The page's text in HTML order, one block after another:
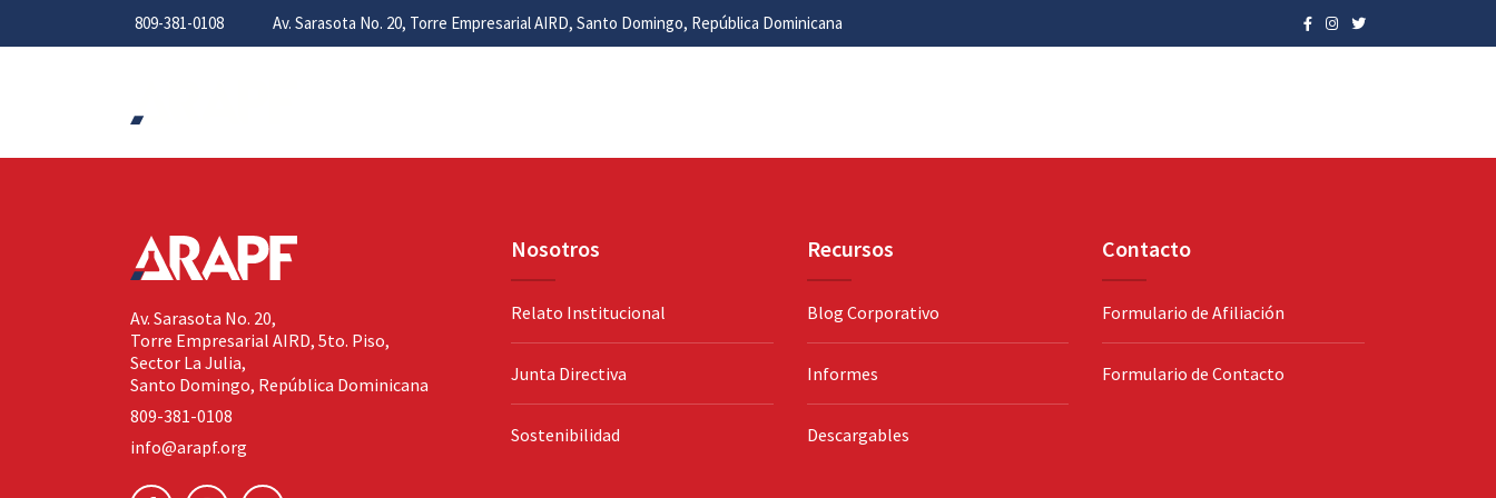
809-381-0108 Av. Sarasota No. 20, Torre Empresarial AIRD, Santo Domingo, República Dominicana
Av. Sarasota No. 20,
Torre Empresarial AIRD, 5to. Piso,
Sector La Julia,
Santo Domingo, República Dominicana
809-381-0108
info@arapf.org
Nosotros
Relato Institucional
Junta Directiva
Sostenibilidad
Recursos
Blog Corporativo
Informes
Descargables
Contacto
Formulario de Afiliación
Formulario de Contacto